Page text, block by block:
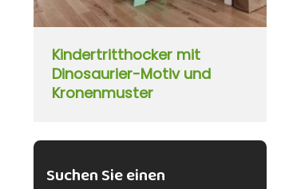
Kindertritthocker mit
Dinosaurier-Motiv und
Kronenmuster
Suchen Sie einen